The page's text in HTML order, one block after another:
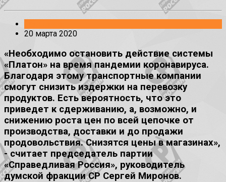
20 марта 2020
«Необходимо остановить действие системы
«Платон» на время пандемии коронавируса.
Благодаря этому транспортные компании
смогут снизить издержки на перевозку
продуктов. Есть вероятность, что это
приведет к сдерживанию, а, возможно, и
снижению роста цен по всей цепочке от
производства, доставки и до продажи
продовольствия. Снизятся цены в магазинах»,
- считает председатель партии
«Справедливая Россия», руководитель
думской фракции СР Сергей Миронов.